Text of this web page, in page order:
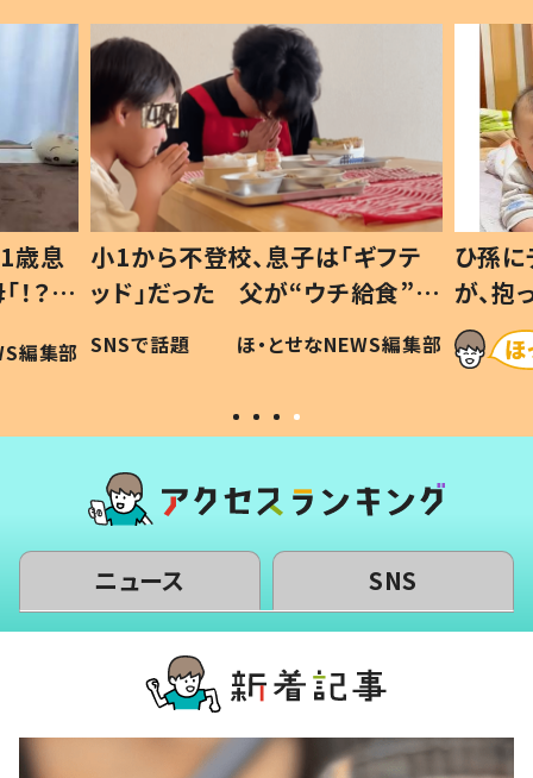
歳息
？」
編集部
小1から不登校、息子は「ギフテ
ッド」だった 父が“ウチ給食”を
作り続ける理由とは #令和の親
#令和の子
SNSで話題 ほ・とせなNEWS編集部
ひ孫
が、
「涙が
い」
ニュース SNS